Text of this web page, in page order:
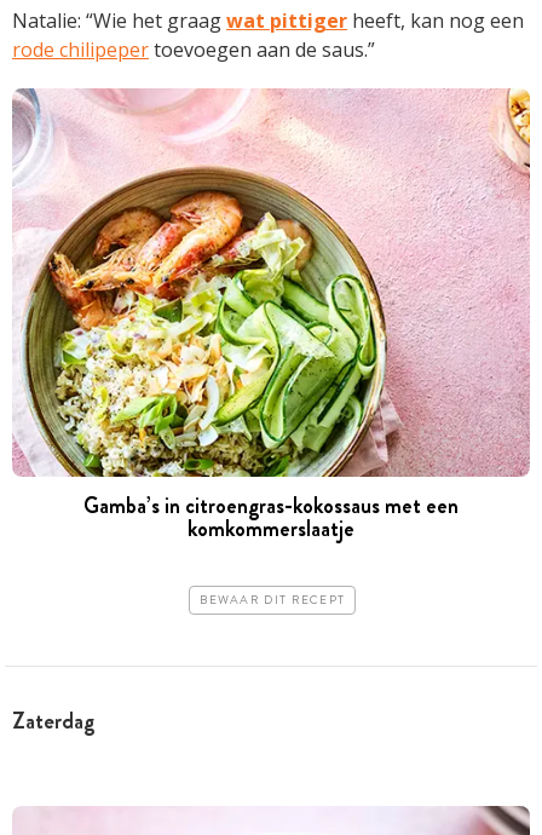
Natalie: “Wie het graagwat pittiger heeft, kan nog een
rode chilipepertoevoegen aan de saus.”
Gamba’s in citroengras-kokossaus met een
komkommerslaatje
BEWAAR DIT RECEPT
Zaterdag